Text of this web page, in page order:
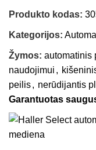
Produkto kodas:
Kategorijos:
Žymos: automatinis
naudojimui ,
peilis, nerūdijantis
Garantuotas